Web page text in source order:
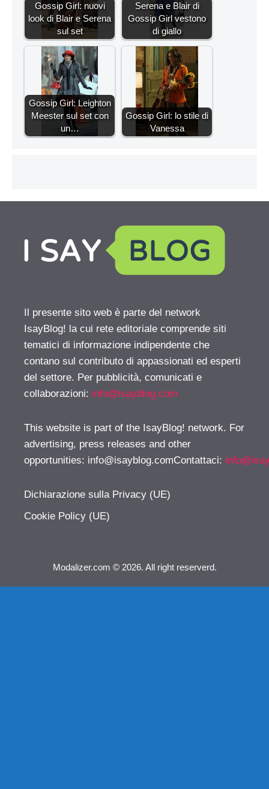
Gossip Girl: nuovi
look di Blair e Serena
sul set
Serena e Blair di
Gossip Girl vestono
di giallo
Gossip Girl: Leighton
Meester sul set con
un…
Gossip Girl: lo stile di
Vanessa
Il presente sito web è parte del network
IsayBlog! la cui rete editoriale comprende siti
tematici di informazione indipendente che
contano sul contributo di appassionati ed esperti
del settore. Per pubblicità, comunicati e
collaborazioni: info@isayblog.com
This website is part of the IsayBlog! network. For
advertising, press releases and other
opportunities: info@isayblog.comContattaci:
Dichiarazione sulla Privacy (UE)
Cookie Policy (UE)
Modalizer.com © 2026. All right reserverd.